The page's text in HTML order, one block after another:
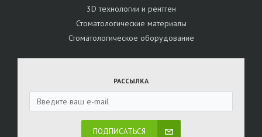
3D технологии и рентген
Стоматологические материалы
Стоматологическое оборудование
РАССЫЛКА
ПОДПИСАТЬСЯ